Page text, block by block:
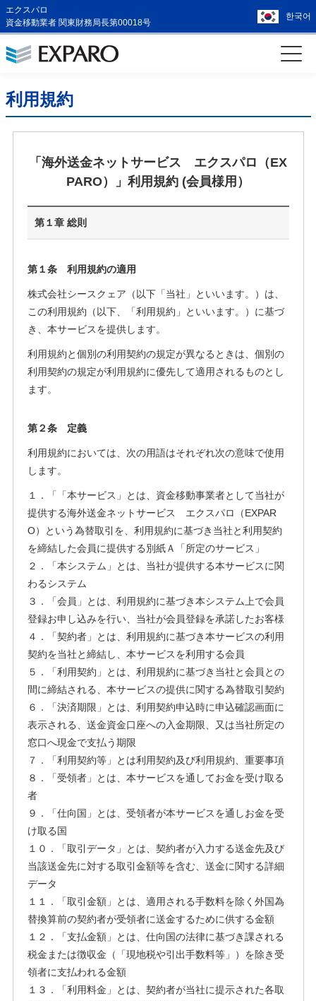
エクスパロ
資金移動業者 関東財務局長第00018号
한국어
利用規約
「海外送金ネットサービス エクスパロ（EX
PARO）」利用規約 (会員様用）
第１章 総則
第１条 利用規約の適用
株式会社シースクェア（以下「当社」といいます。）は、
この利用規約（以下、「利用規約」といいます。）に基づ
き、本サービスを提供します。
利用規約と個別の利用契約の規定が異なるときは、個別の
利用契約の規定が利用規約に優先して適用されるものとし
ます。
第２条 定義
利用規約においては、次の用語はそれぞれ次の意味で使用
します。
１．「「本サービス」とは、資金移動事業者として当社が
提供する海外送金ネットサービス エクスパロ（EXPAR
O）という為替取引を、利用規約に基づき当社と利用契約
を締結した会員に提供する別紙Ａ「所定のサービス」
２．「本システム」とは、当社が提供する本サービスに関
わるシステム
３．「会員」とは、利用規約に基づき本システム上で会員
登録お申し込みを行い、当社が会員登録を承諾したお客様
４．「契約者」とは、利用規約に基づき本サービスの利用
契約を当社と締結し、本サービスを利用する会員
５．「利用契約」とは、利用規約に基づき当社と会員との
間に締結される、本サービスの提供に関する為替取引契約
６．「決済期限」とは、利用契約申込時に申込確認画面に
表示される、送金資金口座への入金期限、又は当社所定の
窓口へ現金で支払う期限
７．「利用契約等」とは利用契約及び利用規約、重要事項
８．「受領者」とは、本サービスを通してお金を受け取る
者
９．「仕向国」とは、受領者が本サービスを通しお金を受
け取る国
１０．「取引データ」とは、契約者が入力する送金先及び
当該送金先に対する取引金額等を含む、送金に関する詳細
データ
１１．「取引金額」とは、適用される手数料を除く外国為
替換算前の契約者が受領者に送金するために供する金額
１２．「支払金額」とは、仕向国の法律に基づき課される
税金または徴収金（「現地税や引出手数料等」）を除き受
領者に支払われる金額
１３．「利用料金」とは、契約者が当社に提示された各取